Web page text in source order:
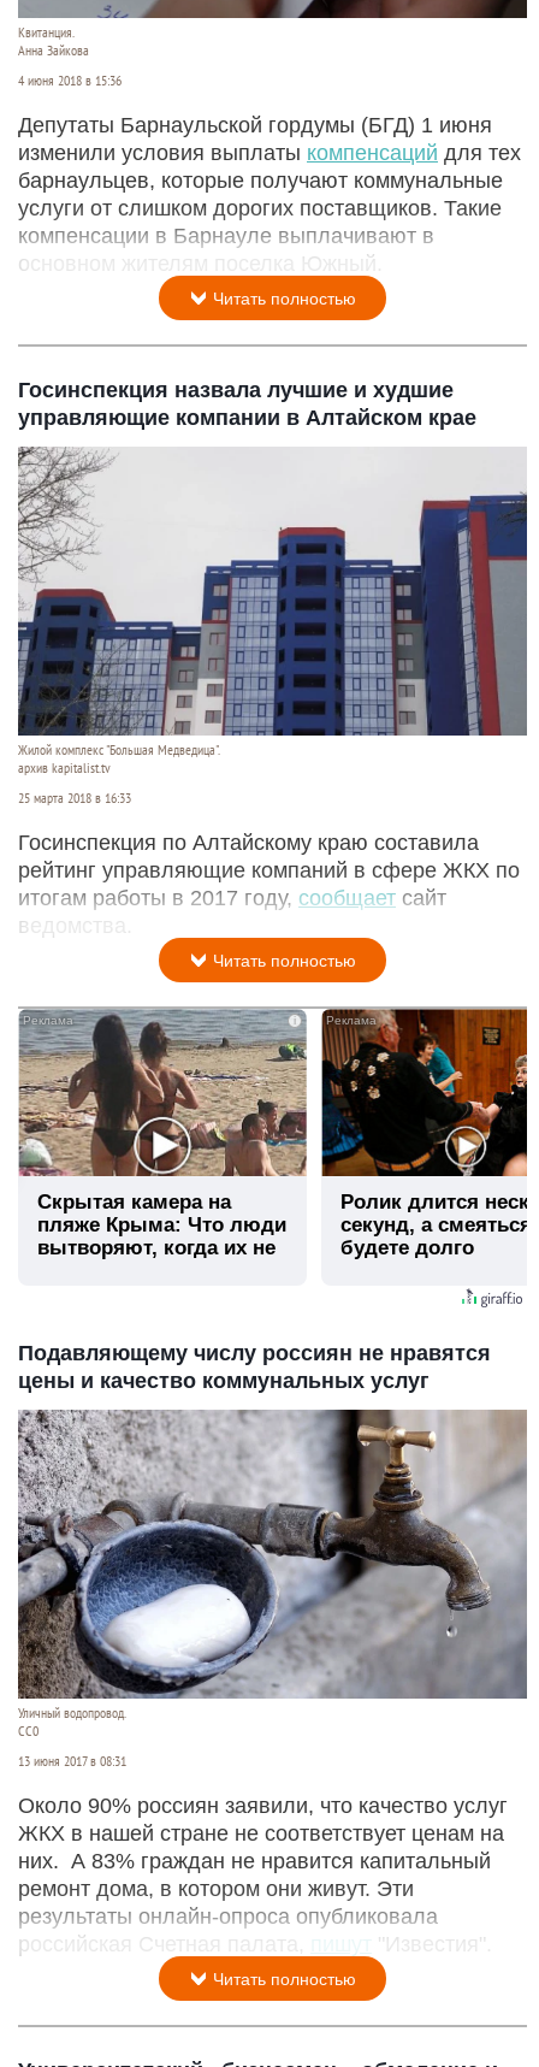
Квитанция.
Анна Зайкова
4 июня 2018 в 15:36
Депутаты Барнаульской гордумы (БГД) 1 июня
изменили условия выплаты компенсаций для тех
барнаульцев, которые получают коммунальные
услуги от слишком дорогих поставщиков. Такие
компенсации в Барнауле выплачивают в
основном жителям поселка Южный.
Читать полностью
Госинспекция назвала лучшие и худшие
управляющие компании в Алтайском крае
Жилой комплекс "Большая Медведица".
архив kapitalist.tv
25 марта 2018 в 16:33
Госинспекция по Алтайскому краю составила
рейтинг управляющие компаний в сфере ЖКХ по
итогам работы в 2017 году, сообщает сайт
ведомства.
Читать полностью
i
Скрытая камера на
пляже Крыма: Что люди
вытворяют, когда их не
Ролик длится
секунд, а
будете долго
Подавляющему числу россиян не нравятся
цены и качество коммунальных услуг
Уличный водопровод.
СС0
13 июня 2017 в 08:31
Около 90% россиян заявили, что качество услуг
ЖКХ в нашей стране не соответствует ценам на
них. А 83% граждан не нравится капитальный
ремонт дома, в котором они живут. Эти
результаты онлайн-опроса опубликовала
российская Счетная палата,
"Известия".
Читать полностью